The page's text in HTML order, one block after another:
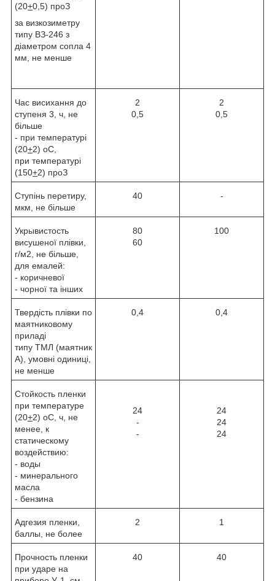
(20+0,5) проЗ
за визкозиметру
типу ВЗ-246 з
діаметром сопла 4
мм, не менше
Час висихання до
ступеня 3, ч, не
більше
- при температурі
(20+2) оС,
при температурі
(150+2) проЗ
2
0,5
2
0,5
Ступінь перетиру,
мкм, не більше
40 -
Укрывистость
висушеної плівки,
г/м2 , не більше,
для емалей:
- коричневої
- чорної та інших
80
60
100
Твердість плівки по
маятниковому
приладі
типу ТМЛ (маятник
А), умовні одиниці,
не менше
0,4 0,4
Стойкость пленки
при температуре
(20+2) оС, ч, не
менее, к
статическому
воздействию:
- воды
- минерального
масла
- бензина
24
-
-
24
24
24
Адгезия пленки,
баллы, не более
2 1
Прочность пленки
при ударе на
40 40